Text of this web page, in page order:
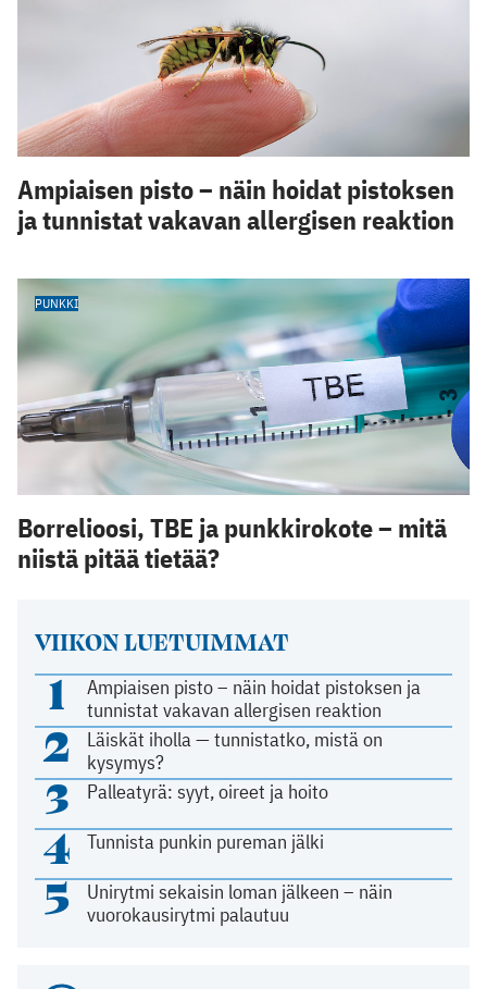
VIIKON LUETUIMMAT
1
Ampiaisen pisto – näin hoidat pistoksen ja
tunnistat vakavan allergisen reaktion
2
Läiskät iholla — tunnistatko, mistä on
kysymys?
3 Palleatyrä: syyt, oireet ja hoito
4 Tunnista punkin pureman jälki
5
Unirytmi sekaisin loman jälkeen – näin
vuorokausirytmi palautuu
Ampiaisen pisto – näin hoidat pistoksen
ja tunnistat vakavan allergisen reaktion
PUNKKI
Borrelioosi, TBE ja punkkirokote – mitä
niistä pitää tietää?